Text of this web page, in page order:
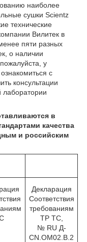
наиболее
сушки Scientz
технические
Вилитек в
пяти разных
о наличии
у
с
консультации
в
качества
и российским
Декларация
Соответствия
требованиям
ТР ТС,
№ RU Д-
CN.OM02.B.2